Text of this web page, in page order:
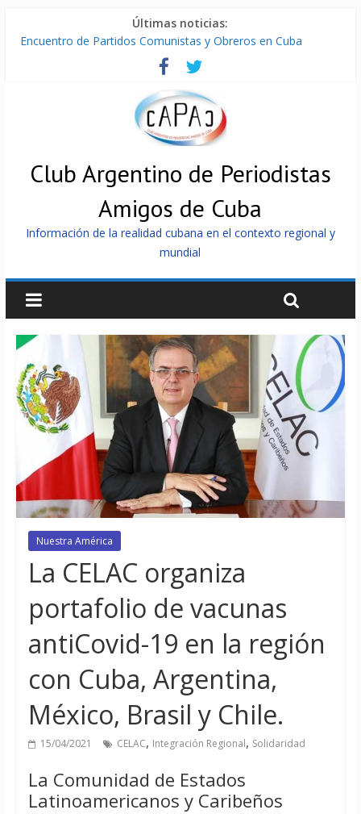
Últimas noticias:
Encuentro de Partidos Comunistas y Obreros en Cuba
Díaz-Canel: «Cuba no tiene que adoctrinar a nadie, no tiene
que exportar ideas; es la historia la que imparte lecciones»
Entregan en Cuba equipos fotovoltaicos a familias con niños
ONU gestiona con “varios países interesados” envío de
Cuba, la «Gaza silenciosa»
Club Argentino de Periodistas
Amigos de Cuba
Información de la realidad cubana en el contexto regional y
mundial
Nuestra América
La CELAC organiza
portafolio de vacunas
antiCovid-19 en la región
con Cuba, Argentina,
México, Brasil y Chile.
15/04/2021 CELAC, Integración Regional, Solidaridad
La Comunidad de Estados
Latinoamericanos y Caribeños